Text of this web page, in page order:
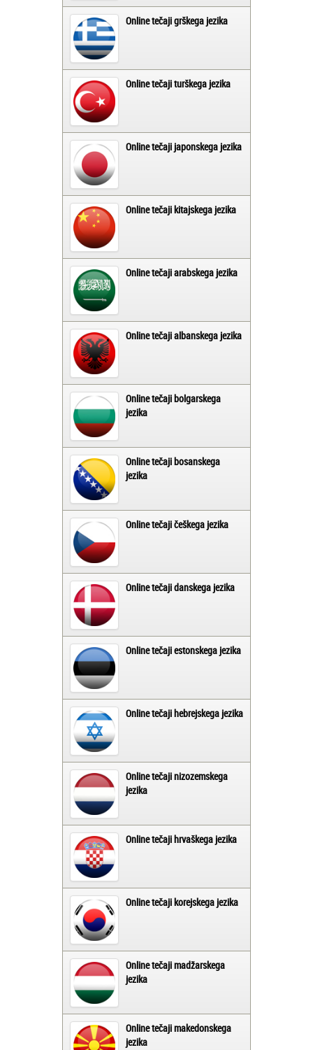
Online tečaji grškega jezika
Online tečaji turškega jezika
Online tečaji japonskega jezika
Online tečaji kitajskega jezika
Online tečaji arabskega jezika
Online tečaji albanskega jezika
Online tečaji bolgarskega
jezika
Online tečaji bosanskega
jezika
Online tečaji češkega jezika
Online tečaji danskega jezika
Online tečaji estonskega jezika
Online tečaji hebrejskega jezika
Online tečaji nizozemskega
jezika
Online tečaji hrvaškega jezika
Online tečaji korejskega jezika
Online tečaji madžarskega
jezika
Online tečaji makedonskega
jezika